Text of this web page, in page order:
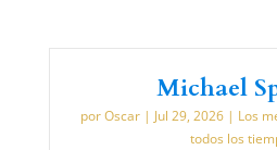
Michael
porOscar | Jul 29, 2026 | Los
todos los